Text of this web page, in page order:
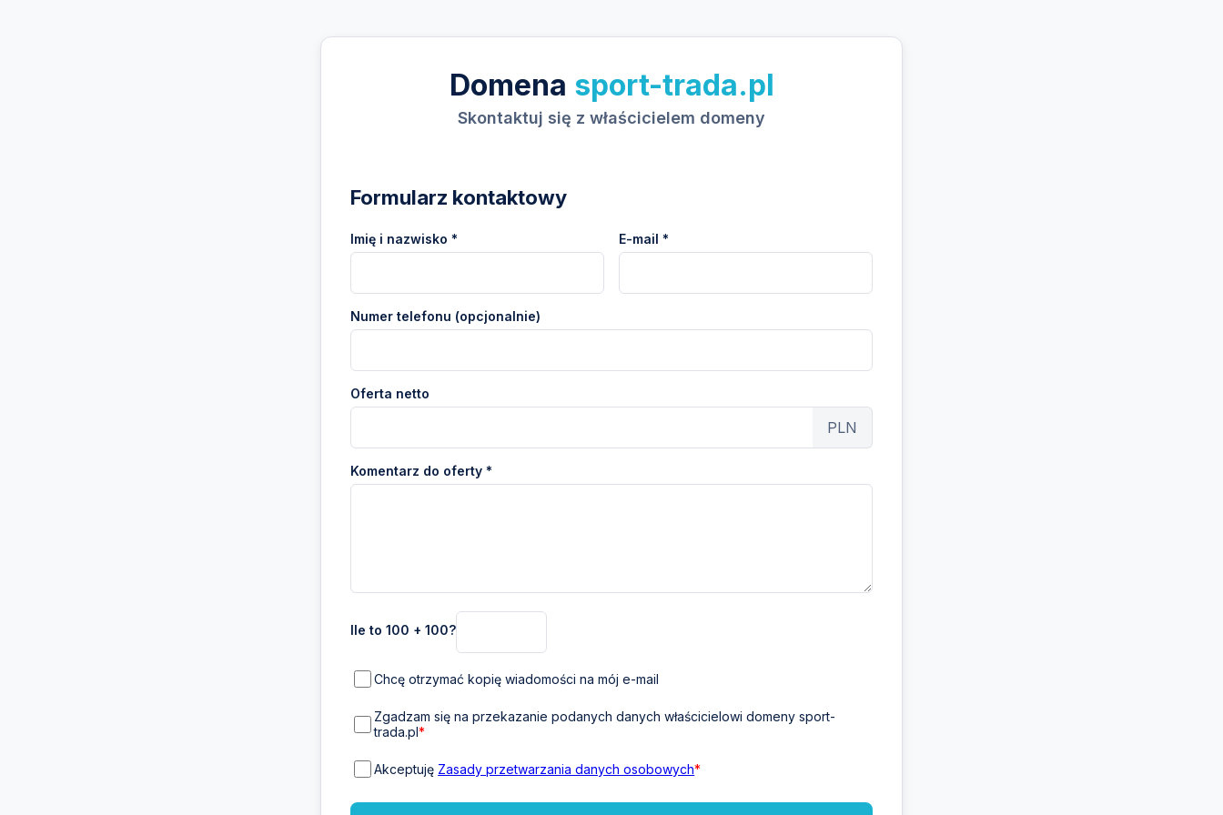
Domena sport-trada.pl
Skontaktuj się z właścicielem domeny
Formularz kontaktowy
Imię i nazwisko * E-mail *
Numer telefonu (opcjonalnie)
Oferta netto
PLN
Komentarz do oferty *
Ile to 100 + 100?
Chcę otrzymać kopię wiadomości na mój e-mail
Zgadzam się na przekazanie podanych danych właścicielowi domeny sport-
trada.pl*
Akceptuję Zasady przetwarzania danych osobowych*